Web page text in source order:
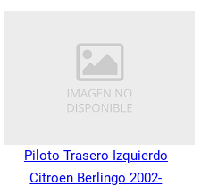
Piloto Trasero Izquierdo
Citroen Berlingo 2002-